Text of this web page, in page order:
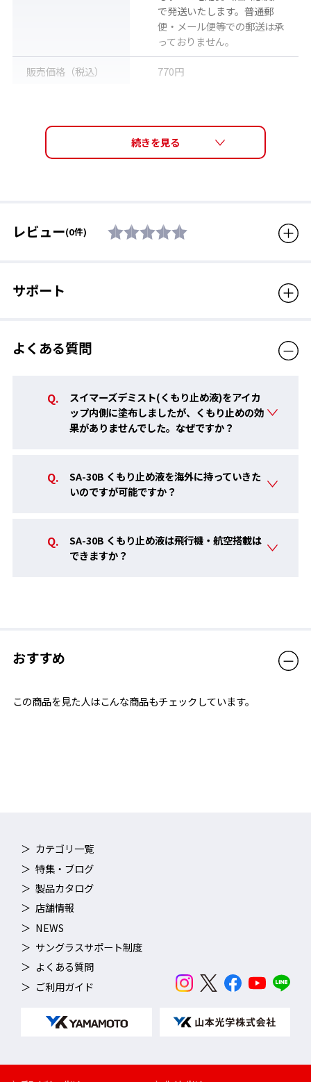
等にのばします。
水をはった容器の中で、レンズ面に液のムラが残らないように、
＜注意＞
で発送いたします。普通郵
便・メール便等での郵送は承
っておりません。
販売価格（税込） 770円
レビュー(0件)
サポート
よくある質問
スイマーズデミスト(くもり止め液)をアイカ
ップ内側に塗布しましたが、くもり止めの効
果がありませんでした。なぜですか？
SA-30B くもり止め液を海外に持っていきた
いのですが可能ですか？
SA-30B くもり止め液は飛行機・航空搭載は
できますか？
おすすめ
この商品を見た人はこんな商品もチェックしています。
カテゴリ一覧
特集・ブログ
製品カタログ
店舗情報
NEWS
サングラスサポート制度
よくある質問
ご利用ガイド